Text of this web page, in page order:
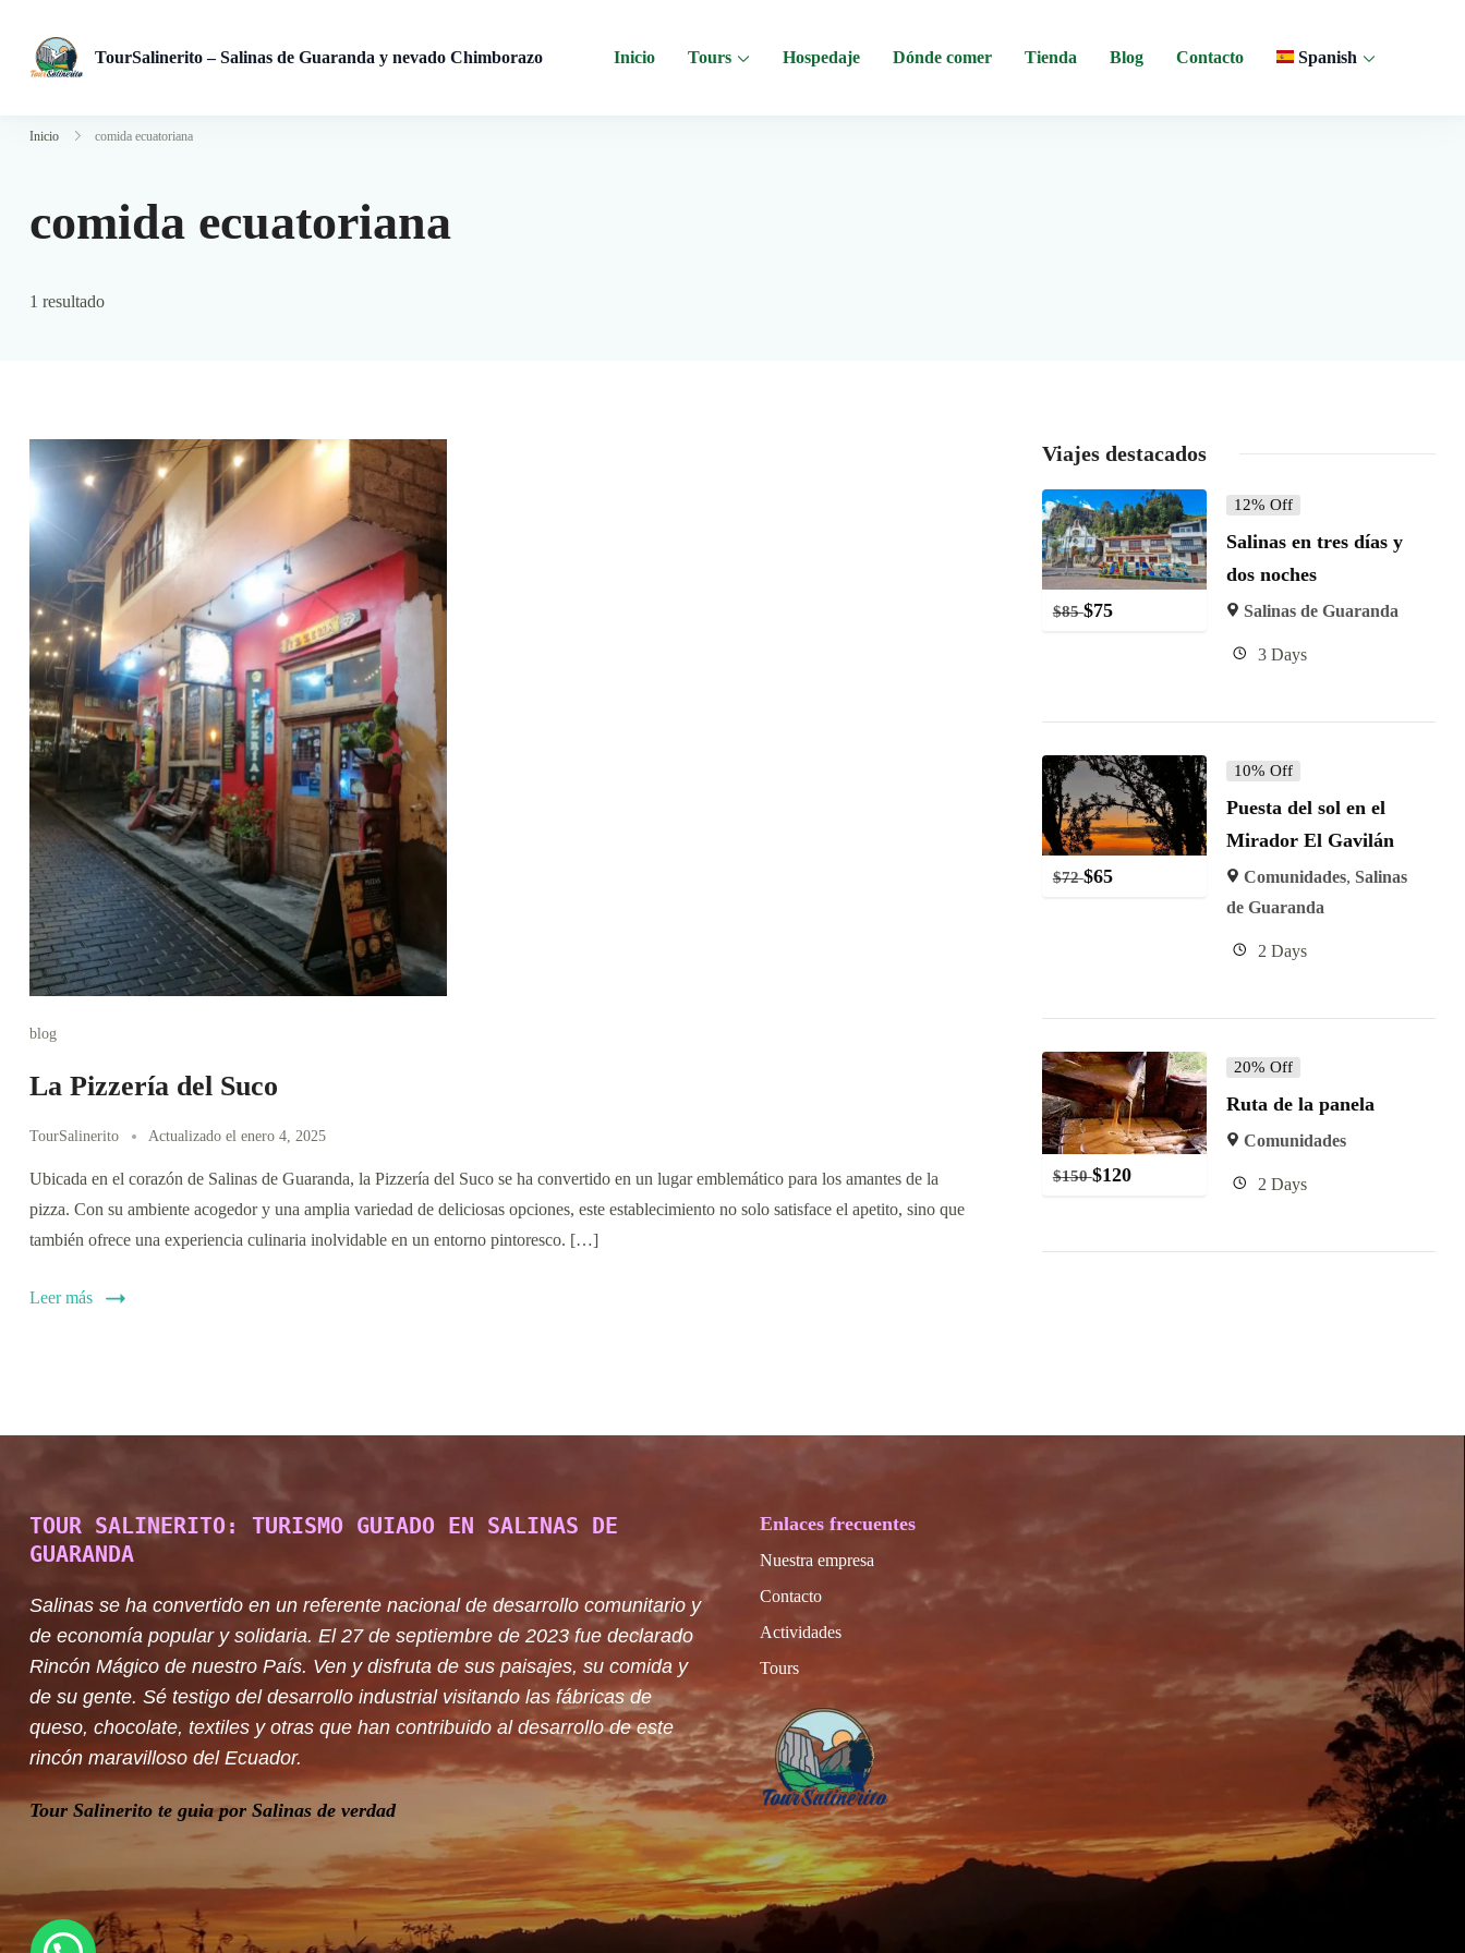
TourSalinerito – Salinas de Guaranda y nevado Chimborazo Inicio Tours Hospedaje Dónde comer Tienda Blog Contacto Spanish
Inicio comida ecuatoriana
comida ecuatoriana
1 resultado
blog
La Pizzería del Suco
TourSalinerito Actualizado el enero 4, 2025
Ubicada en el corazón de Salinas de Guaranda, la Pizzería del Suco se ha convertido en un lugar emblemático para los amantes de la
pizza. Con su ambiente acogedor y una amplia variedad de deliciosas opciones, este establecimiento no solo satisface el apetito, sino que
también ofrece una experiencia culinaria inolvidable en un entorno pintoresco. […]
Leer más
Viajes destacados
$85 $75
12% Off
Salinas en tres días y
dos noches
Salinas de Guaranda
3 Days
$72 $65
10% Off
Puesta del sol en el
Mirador El Gavilán
Comunidades, Salinas
de Guaranda
2 Days
$150 $120
20% Off
Ruta de la panela
Comunidades
2 Days
TOUR SALINERITO: TURISMO GUIADO EN SALINAS DE
GUARANDA
Salinas se ha convertido en un referente nacional de desarrollo comunitario y
de economía popular y solidaria. El 27 de septiembre de 2023 fue declarado
Rincón Mágico de nuestro País. Ven y disfruta de sus paisajes, su comida y
de su gente. Sé testigo del desarrollo industrial visitando las fábricas de
queso, chocolate, textiles y otras que han contribuido al desarrollo de este
rincón maravilloso del Ecuador.
Tour Salinerito te guia por Salinas de verdad
Enlaces frecuentes
Nuestra empresa
Contacto
Actividades
Tours